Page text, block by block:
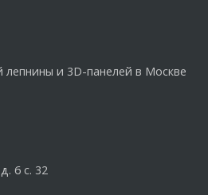
лепнины и 3D-панелей в Москве
6 с. 32